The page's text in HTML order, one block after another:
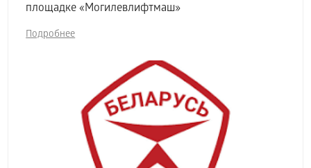
площадке «Могилевлифтмаш»
Подробнее